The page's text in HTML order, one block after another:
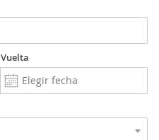
Vuelta